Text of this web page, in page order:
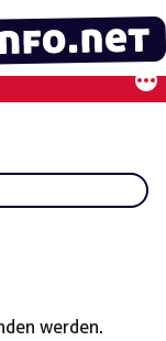
werden.